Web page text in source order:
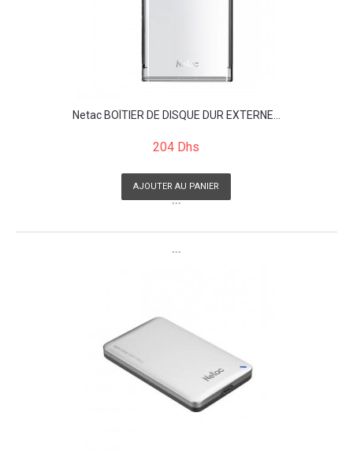
Netac BOÎTIER DE DISQUE DUR EXTERNE...
204 Dhs
AJOUTER AU PANIER
```
```